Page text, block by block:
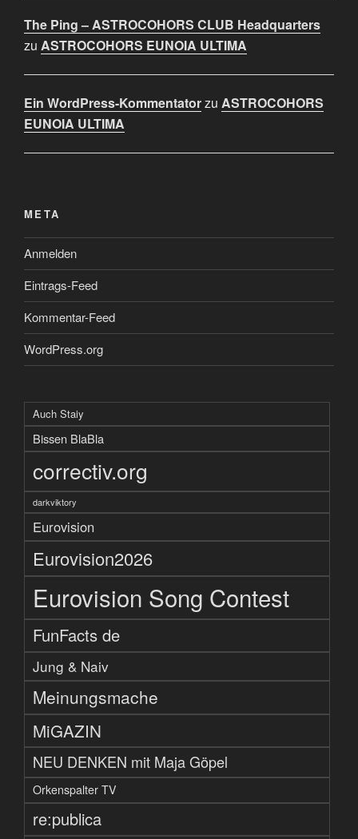
The Ping – ASTROCOHORS CLUB Headquarters
zu ASTROCOHORS EUNOIA ULTIMA
Ein WordPress-Kommentatorzu ASTROCOHORS
EUNOIA ULTIMA
META
Anmelden
Eintrags-Feed
Kommentar-Feed
WordPress.org
Auch Staiy
Bissen BlaBla
correctiv.org
darkviktory
Eurovision
Eurovision2026
Eurovision Song Contest
FunFacts de
Jung & Naiv
Meinungsmache
MiGAZIN
NEU DENKEN mit Maja Göpel
Orkenspalter TV
re:publica